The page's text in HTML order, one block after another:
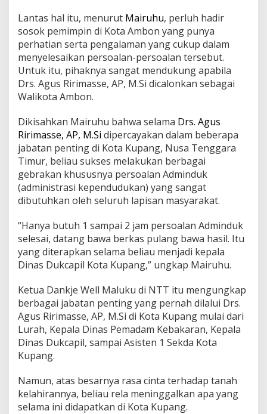
Lantas hal itu, menurut Mairuhu, perluh hadir
sosok pemimpin di Kota Ambon yang punya
perhatian serta pengalaman yang cukup dalam
menyelesaikan persoalan-persoalan tersebut.
Untuk itu, pihaknya sangat mendukung apabila
Drs. Agus Ririmasse, AP, M.Si dicalonkan sebagai
Walikota Ambon.
Dikisahkan Mairuhu bahwa selama Drs. Agus
Ririmasse, AP, M.Si dipercayakan dalam beberapa
jabatan penting di Kota Kupang, Nusa Tenggara
Timur, beliau sukses melakukan berbagai
gebrakan khususnya persoalan Adminduk
(administrasi kependudukan) yang sangat
dibutuhkan oleh seluruh lapisan masyarakat.
“Hanya butuh 1 sampai 2 jam persoalan Adminduk
selesai, datang bawa berkas pulang bawa hasil. Itu
yang diterapkan selama beliau menjadi kepala
Dinas Dukcapil Kota Kupang,” ungkap Mairuhu.
Ketua Dankje Well Maluku di NTT itu mengungkap
berbagai jabatan penting yang pernah dilalui Drs.
Agus Ririmasse, AP, M.Si di Kota Kupang mulai dari
Lurah, Kepala Dinas Pemadam Kebakaran, Kepala
Dinas Dukcapil, sampai Asisten 1 Sekda Kota
Kupang.
Namun, atas besarnya rasa cinta terhadap tanah
kelahirannya, beliau rela meninggalkan apa yang
selama ini didapatkan di Kota Kupang.